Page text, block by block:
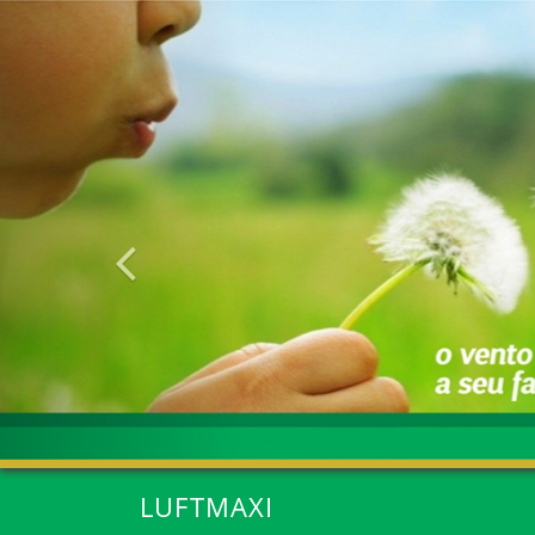
Anterior
LUFTMAXI